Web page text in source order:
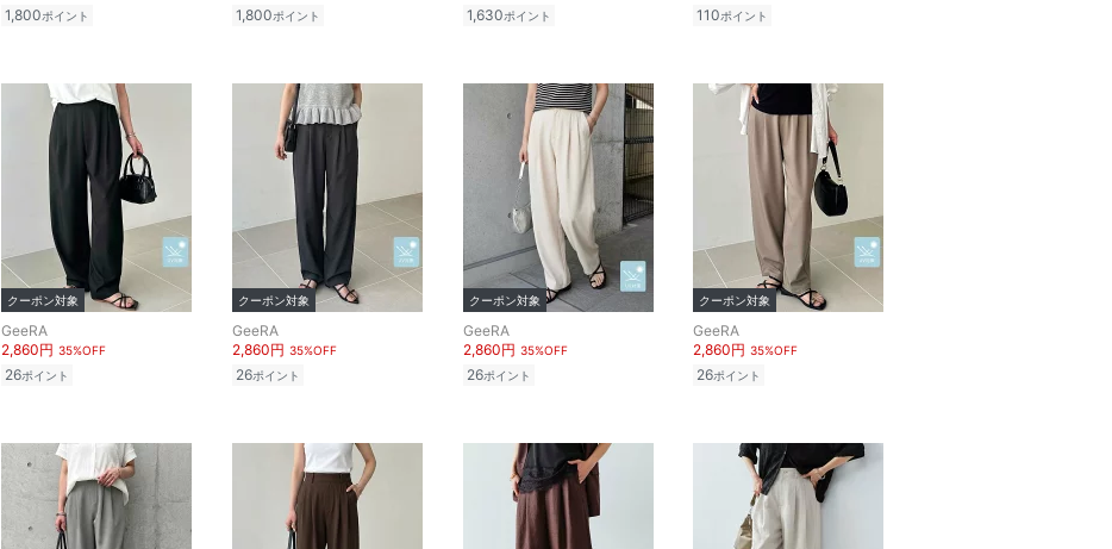
1,800ポイント
1,800ポイント
1,630ポイント
110ポイント
クーポン対象
GeeRA
2,860円 35%OFF
26ポイント
クーポン対象
GeeRA
2,860円 35%OFF
26ポイント
クーポン対象
GeeRA
2,860円 35%OFF
26ポイント
クーポン対象
GeeRA
2,860円 35%OFF
26ポイント